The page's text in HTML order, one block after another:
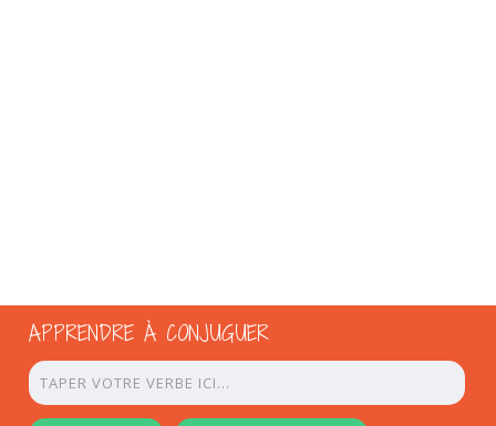
APPRENDRE À CONJUGUER